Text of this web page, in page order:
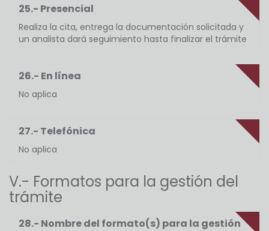
25.- Presencial
Realiza la cita, entrega la documentación solicitada y
un analista dará seguimiento hasta finalizar el trámite
26.- En línea
No aplica
27.- Telefónica
No aplica
V.- Formatos para la gestión del
trámite
28.- Nombre del formato(s) para la gestión